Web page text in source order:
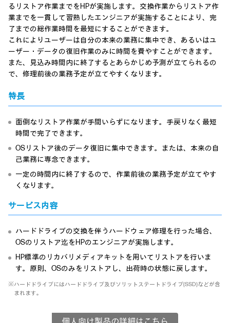
るリストア作業までをHPが実施します。交換作業からリストア作
業までを一貫して習熟したエンジニアが実施することにより、完
了までの総作業時間を最短にすることができます。
これによりユーザーは自分の本来の業務に集中でき、あるいはユ
ーザー・データの復旧作業のみに時間を費やすことができます。
また、見込み時間内に終了するとあらかじめ予測が立てられるの
で、修理前後の業務予定が立てやすくなります。
特長
面倒なリストア作業が手間いらずになります。手戻りなく最短
時間で完了できます。
OSリストア後のデータ復旧に集中できます。または、本来の自
己業務に専念できます。
一定の時間内に終了するので、作業前後の業務予定が立てやす
くなります。
サービス内容
ハードドライブの交換を伴うハードウェア修理を行った場合、
OSのリストア迄をHPのエンジニアが実施します。
HP標準のリカバリメディアキットを用いてリストアを行いま
す。原則、OSのみをリストアし、出荷時の状態に戻します。
※ハードドライブにはハードドライブ及びソリットステートドライブ(SSD)などが含
まれます。